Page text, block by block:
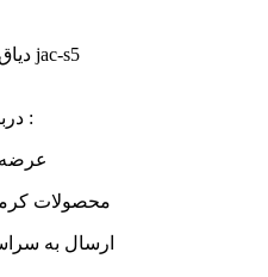
دیاق دستگیره بیرونی درب جلو راست jac-s5
درباره سپهر یدک تامین کننده این کالا :
عرضه
محصولات
ارسال به سراسر کشور 1